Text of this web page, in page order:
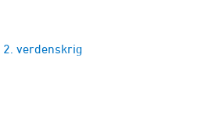
20-gruppering), køn og
2. verdenskrig